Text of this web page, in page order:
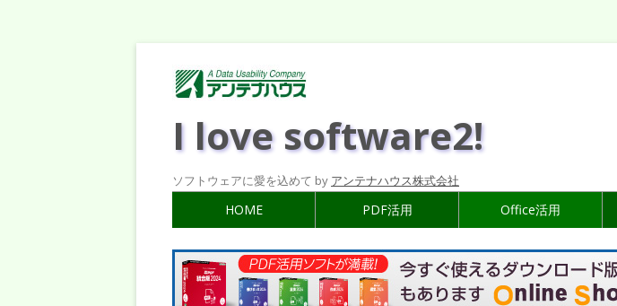
I love software2!
ソフトウェアに愛を込めて by アンテナハウス株式会社
HOME PDF活用 Office活用